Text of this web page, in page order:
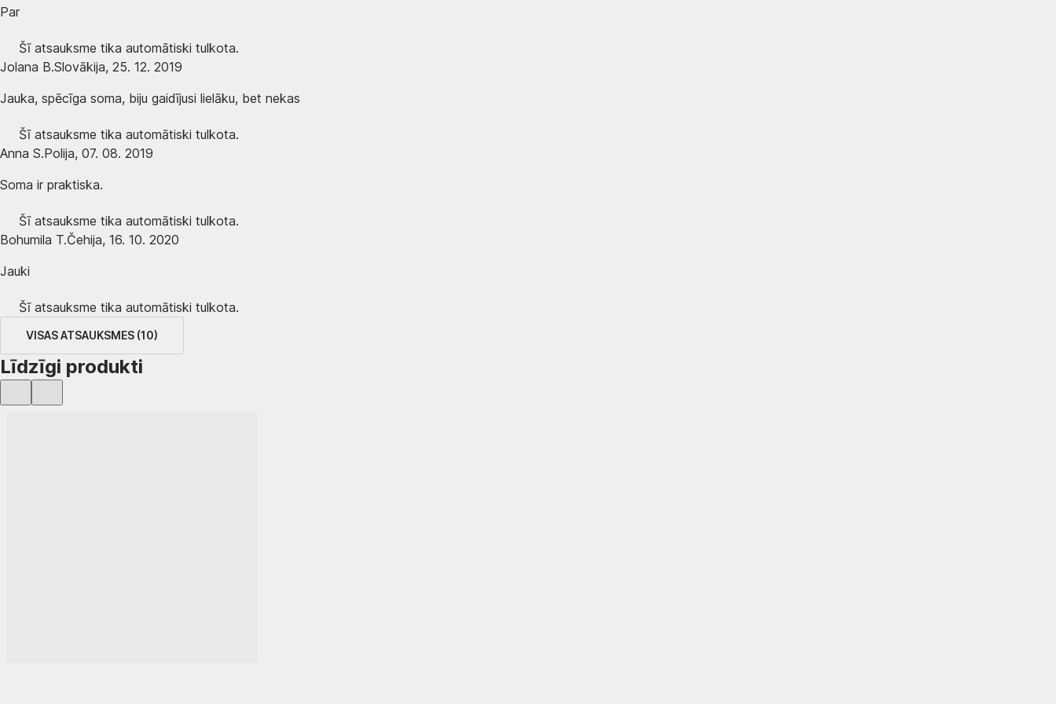
Par
Šī atsauksme tika automātiski tulkota.
Jolana B.Slovākija, 25. 12. 2019
Jauka, spēcīga soma, biju gaidījusi lielāku, bet nekas
Šī atsauksme tika automātiski tulkota.
Anna S.Polija, 07. 08. 2019
Soma ir praktiska.
Šī atsauksme tika automātiski tulkota.
Bohumila T.Čehija, 16. 10. 2020
Jauki
Šī atsauksme tika automātiski tulkota.
VISAS ATSAUKSMES (10)
Līdzīgi produkti